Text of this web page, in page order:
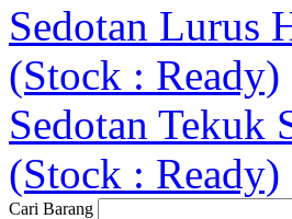
Sedotan Lurus
(Stock : Ready)
Sedotan Tekuk
(Stock : Ready)
Cari Barang